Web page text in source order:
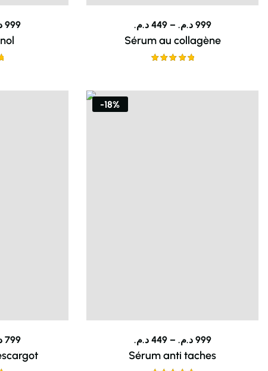
999 449 د.م. – 999 د.م.
Sérum au collagène
799
-18%
449 د.م. – 999 د.م.
Sérum anti taches